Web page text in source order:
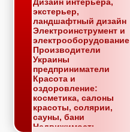
экстерьер,
ландшафтный дизайн
Электроинструмент и
электрооборудование
Производители
Украины
предприниматели
Красота и
оздоровление:
косметика, салоны
красоты, солярии,
сауны, бани
Недвижимость,